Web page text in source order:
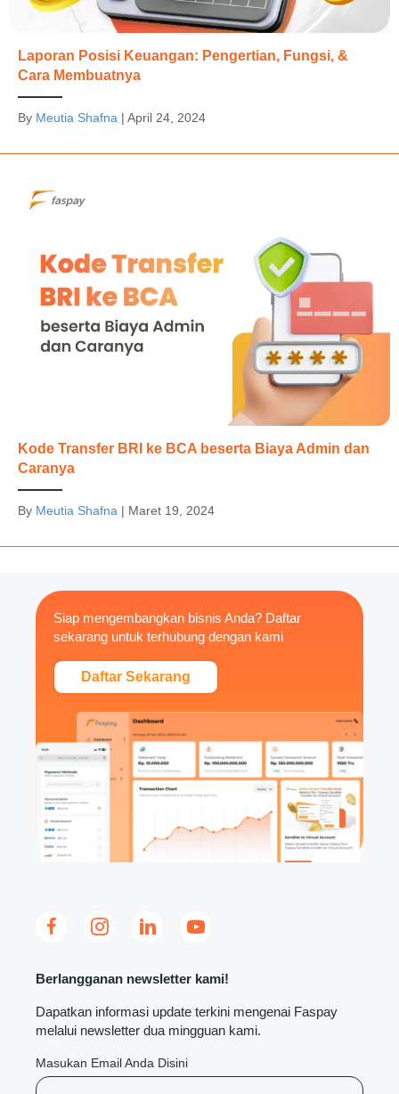
Laporan Posisi Keuangan: Pengertian, Fungsi, &
Cara Membuatnya
By Meutia Shafna | April 24, 2024
Kode Transfer BRI ke BCA beserta Biaya Admin dan
Caranya
By Meutia Shafna | Maret 19, 2024
Siap mengembangkan bisnis Anda? Daftar
sekarang untuk terhubung dengan kami
Daftar Sekarang
Berlangganan newsletter kami!
Dapatkan informasi update terkini mengenai Faspay
melalui newsletter dua mingguan kami.
Masukan Email Anda Disini